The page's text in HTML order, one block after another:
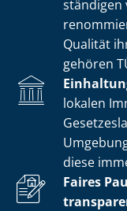
stän­di­gen
Qualität
gehören
lokalen
diese
Faires